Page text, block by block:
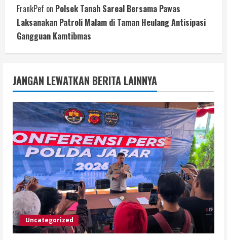
FrankPef on Polsek Tanah Sareal Bersama Pawas
Laksanakan Patroli Malam di Taman Heulang Antisipasi
Gangguan Kamtibmas
JANGAN LEWATKAN BERITA LAINNYA
Uncategorized